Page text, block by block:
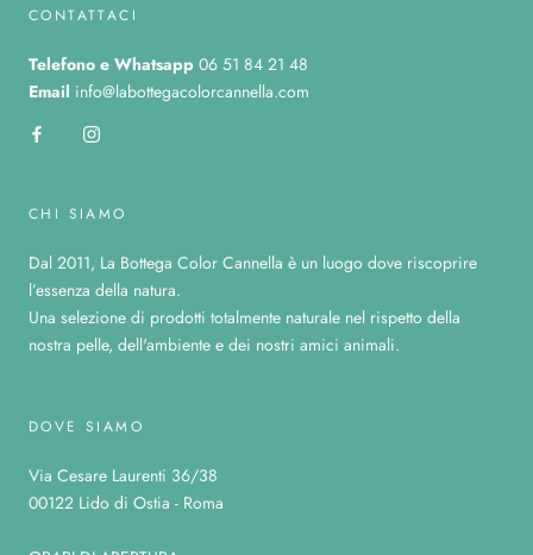
CONTATTACI
Telefono e Whatsapp 06 51 84 21 48
Email info@labottegacolorcannella.com
CHI SIAMO
Dal 2011, La Bottega Color Cannella è un luogo dove riscoprire
l’essenza della natura.
Una selezione di prodotti totalmente naturale nel rispetto della
nostra pelle, dell'ambiente e dei nostri amici animali.
DOVE SIAMO
Via Cesare Laurenti 36/38
00122 Lido di Ostia - Roma